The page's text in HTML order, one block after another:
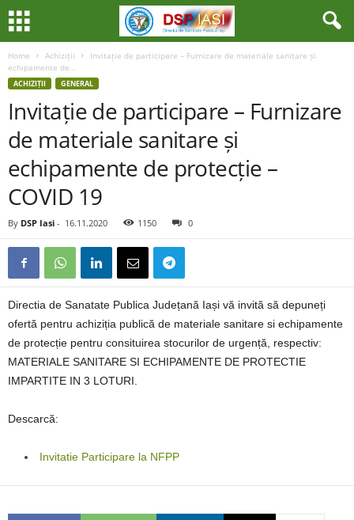
Home Achiziții
Invitație de participare – Furnizare de materiale sanitare și
echipamente de...
ACHIZIȚII GENERAL
Invitație de participare – Furnizare
de materiale sanitare și
echipamente de protecție –
COVID 19
By DSP Iasi - 16.11.2020 1150 0
Directia de Sanatate Publica Județană Iași vă invită să depuneți
ofertă pentru achiziția publică de materiale sanitare si echipamente
de protecție pentru consituirea stocurilor de urgență, respectiv:
MATERIALE SANITARE SI ECHIPAMENTE DE PROTECTIE
IMPARTITE IN 3 LOTURI.
Descarcă:
Invitatie Participare la NFPP